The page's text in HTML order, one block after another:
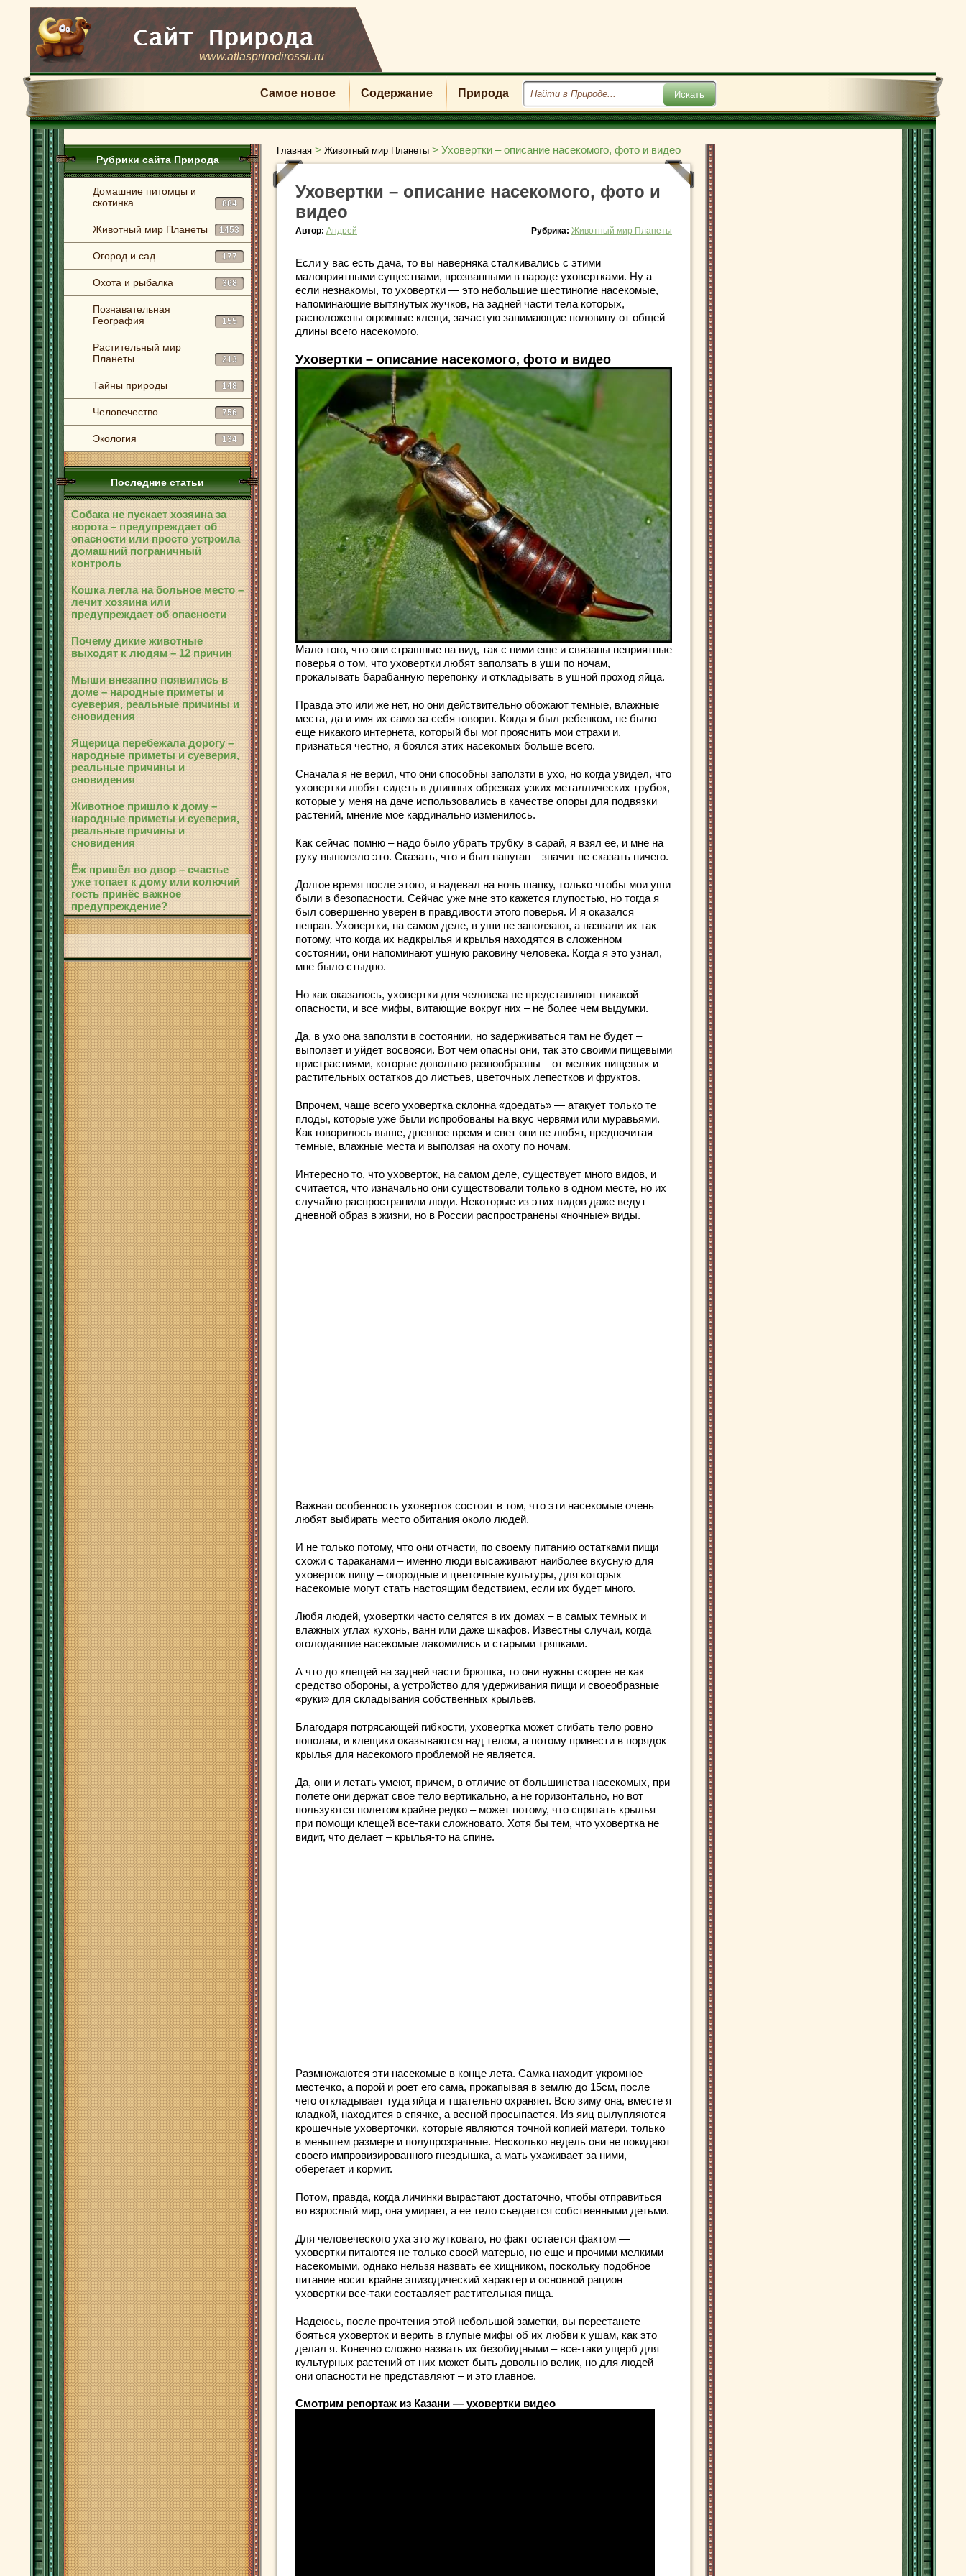
www.atlasprirodirossii.ru
Самое новое Содержание Природа
Рубрики сайта Природа
Домашние питомцы и
скотинка
884
Животный мир Планеты 1453
Огород и сад 177
Охота и рыбалка 368
Познавательная
География
155
Растительный мир
Планеты
213
Тайны природы 148
Человечество 756
Экология 134
Последние статьи
Собака не пускает хозяина за
ворота – предупреждает об
опасности или просто устроила
домашний пограничный
контроль
Кошка легла на больное место –
лечит хозяина или
предупреждает об опасности
Почему дикие животные
выходят к людям – 12 причин
Мыши внезапно появились в
доме – народные приметы и
суеверия, реальные причины и
сновидения
Ящерица перебежала дорогу –
народные приметы и суеверия,
реальные причины и
сновидения
Животное пришло к дому –
народные приметы и суеверия,
реальные причины и
сновидения
Ёж пришёл во двор – счастье
уже топает к дому или колючий
гость принёс важное
предупреждение?
Главная > Животный мир Планеты > Уховертки – описание насекомого, фото и видео
Уховертки – описание насекомого, фото и
видео
Автор: Андрей Рубрика: Животный мир Планеты
Если у вас есть дача, то вы наверняка сталкивались с этими
малоприятными существами, прозванными в народе уховертками. Ну а
если незнакомы, то уховертки — это небольшие шестиногие насекомые,
напоминающие вытянутых жучков, на задней части тела которых,
расположены огромные клещи, зачастую занимающие половину от общей
длины всего насекомого.
Уховертки – описание насекомого, фото и видео
Мало того, что они страшные на вид, так с ними еще и связаны неприятные
поверья о том, что уховертки любят заползать в уши по ночам,
прокалывать барабанную перепонку и откладывать в ушной проход яйца.
Правда это или же нет, но они действительно обожают темные, влажные
места, да и имя их само за себя говорит. Когда я был ребенком, не было
еще никакого интернета, который бы мог прояснить мои страхи и,
признаться честно, я боялся этих насекомых больше всего.
Сначала я не верил, что они способны заползти в ухо, но когда увидел, что
уховертки любят сидеть в длинных обрезках узких металлических трубок,
которые у меня на даче использовались в качестве опоры для подвязки
растений, мнение мое кардинально изменилось.
Как сейчас помню – надо было убрать трубку в сарай, я взял ее, и мне на
руку выползло это. Сказать, что я был напуган – значит не сказать ничего.
Долгое время после этого, я надевал на ночь шапку, только чтобы мои уши
были в безопасности. Сейчас уже мне это кажется глупостью, но тогда я
был совершенно уверен в правдивости этого поверья. И я оказался
неправ. Уховертки, на самом деле, в уши не заползают, а назвали их так
потому, что когда их надкрылья и крылья находятся в сложенном
состоянии, они напоминают ушную раковину человека. Когда я это узнал,
мне было стыдно.
Но как оказалось, уховертки для человека не представляют никакой
опасности, и все мифы, витающие вокруг них – не более чем выдумки.
Да, в ухо она заползти в состоянии, но задерживаться там не будет –
выползет и уйдет восвояси. Вот чем опасны они, так это своими пищевыми
пристрастиями, которые довольно разнообразны – от мелких пищевых и
растительных остатков до листьев, цветочных лепестков и фруктов.
Впрочем, чаще всего уховертка склонна «доедать» — атакует только те
плоды, которые уже были испробованы на вкус червями или муравьями.
Как говорилось выше, дневное время и свет они не любят, предпочитая
темные, влажные места и выползая на охоту по ночам.
Интересно то, что уховерток, на самом деле, существует много видов, и
считается, что изначально они существовали только в одном месте, но их
случайно распространили люди. Некоторые из этих видов даже ведут
дневной образ в жизни, но в России распространены «ночные» виды.
Важная особенность уховерток состоит в том, что эти насекомые очень
любят выбирать место обитания около людей.
И не только потому, что они отчасти, по своему питанию остатками пищи
схожи с тараканами – именно люди высаживают наиболее вкусную для
уховерток пищу – огородные и цветочные культуры, для которых
насекомые могут стать настоящим бедствием, если их будет много.
Любя людей, уховертки часто селятся в их домах – в самых темных и
влажных углах кухонь, ванн или даже шкафов. Известны случаи, когда
оголодавшие насекомые лакомились и старыми тряпками.
А что до клещей на задней части брюшка, то они нужны скорее не как
средство обороны, а устройство для удерживания пищи и своеобразные
«руки» для складывания собственных крыльев.
Благодаря потрясающей гибкости, уховертка может сгибать тело ровно
пополам, и клещики оказываются над телом, а потому привести в порядок
крылья для насекомого проблемой не является.
Да, они и летать умеют, причем, в отличие от большинства насекомых, при
полете они держат свое тело вертикально, а не горизонтально, но вот
пользуются полетом крайне редко – может потому, что спрятать крылья
при помощи клещей все-таки сложновато. Хотя бы тем, что уховертка не
видит, что делает – крылья-то на спине.
Размножаются эти насекомые в конце лета. Самка находит укромное
местечко, а порой и роет его сама, прокапывая в землю до 15см, после
чего откладывает туда яйца и тщательно охраняет. Всю зиму она, вместе я
кладкой, находится в спячке, а весной просыпается. Из яиц вылупляются
крошечные уховерточки, которые являются точной копией матери, только
в меньшем размере и полупрозрачные. Несколько недель они не покидают
своего импровизированного гнездышка, а мать ухаживает за ними,
оберегает и кормит.
Потом, правда, когда личинки вырастают достаточно, чтобы отправиться
во взрослый мир, она умирает, а ее тело съедается собственными детьми.
Для человеческого уха это жутковато, но факт остается фактом —
уховертки питаются не только своей матерью, но еще и прочими мелкими
насекомыми, однако нельзя назвать ее хищником, поскольку подобное
питание носит крайне эпизодический характер и основной рацион
уховертки все-таки составляет растительная пища.
Надеюсь, после прочтения этой небольшой заметки, вы перестанете
бояться уховерток и верить в глупые мифы об их любви к ушам, как это
делал я. Конечно сложно назвать их безобидными – все-таки ущерб для
культурных растений от них может быть довольно велик, но для людей
они опасности не представляют – и это главное.
Смотрим репортаж из Казани — уховертки видео